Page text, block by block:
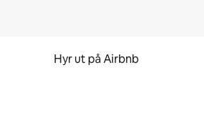
Hyr ut på Airbnb